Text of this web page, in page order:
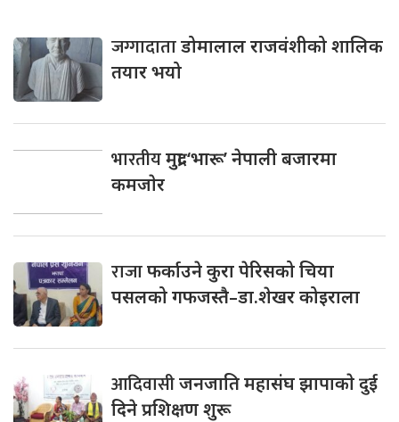
जग्गादाताडोमालाल राजवंशीको शालिक
तयार भयो
भारतीयमुद्रा ‘भारू’ नेपाली बजारमा
कमजाेर
राजाफर्काउने कुरा पेरिसको चिया
पसलको गफजस्तै–डा.शेखर कोइराला
आदिवासीजनजाति महासंघ झापाकाे दुई
दिने प्रशिक्षण शुरू